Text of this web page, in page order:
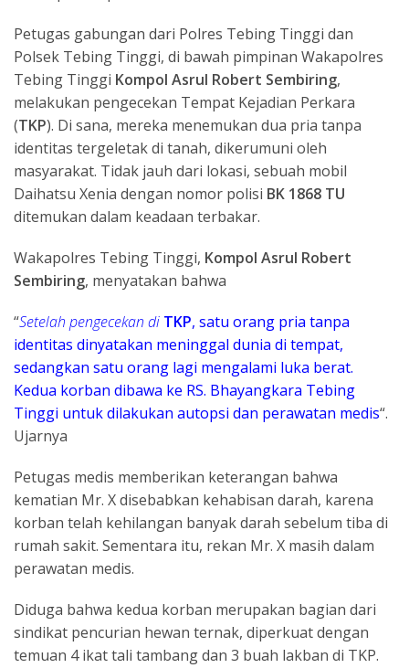
Petugas gabungan dari Polres Tebing Tinggi dan
Polsek Tebing Tinggi, di bawah pimpinan Wakapolres
Tebing Tinggi Kompol Asrul Robert Sembiring,
melakukan pengecekan Tempat Kejadian Perkara
(TKP). Di sana, mereka menemukan dua pria tanpa
identitas tergeletak di tanah, dikerumuni oleh
masyarakat. Tidak jauh dari lokasi, sebuah mobil
Daihatsu Xenia dengan nomor polisi BK 1868 TU
ditemukan dalam keadaan terbakar.
Wakapolres Tebing Tinggi, Kompol Asrul Robert
Sembiring, menyatakan bahwa
“Setelah pengecekan di TKP, satu orang pria tanpa
identitas dinyatakan meninggal dunia di tempat,
sedangkan satu orang lagi mengalami luka berat.
Kedua korban dibawa ke RS. Bhayangkara Tebing
Tinggi untuk dilakukan autopsi dan perawatan medis“.
Ujarnya
Petugas medis memberikan keterangan bahwa
kematian Mr. X disebabkan kehabisan darah, karena
korban telah kehilangan banyak darah sebelum tiba di
rumah sakit. Sementara itu, rekan Mr. X masih dalam
perawatan medis.
Diduga bahwa kedua korban merupakan bagian dari
sindikat pencurian hewan ternak, diperkuat dengan
temuan 4 ikat tali tambang dan 3 buah lakban di TKP.